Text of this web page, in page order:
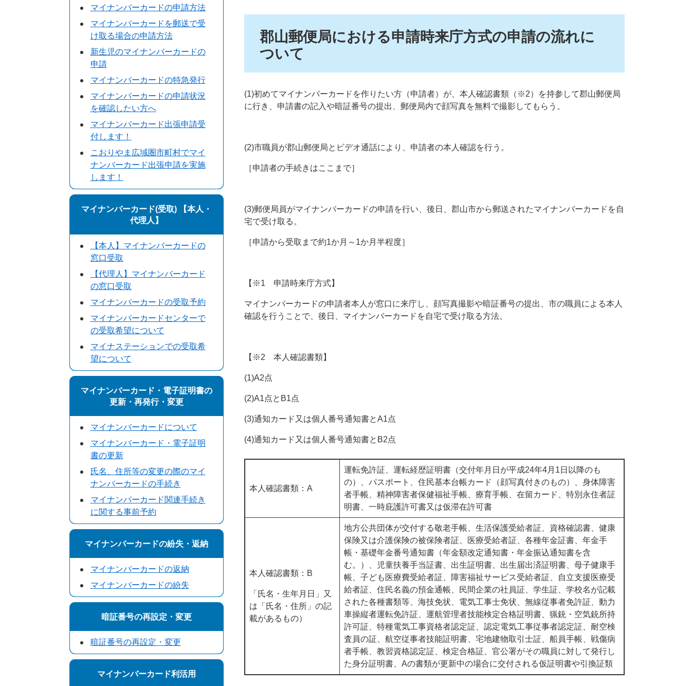
郡山郵便局における申請時来庁方式の申請の流れに
ついて
(1)初めてマイナンバーカードを作りたい方（申請者）が、本人確認書類（※2）を持参して郡山郵便局
に行き、申請書の記入や暗証番号の提出、郵便局内で顔写真を無料で撮影してもらう。
(2)市職員が郡山郵便局とビデオ通話により、申請者の本人確認を行う。
［申請者の手続きはここまで］
(3)郵便局員がマイナンバーカードの申請を行い、後日、郡山市から郵送されたマイナンバーカードを自
宅で受け取る。
［申請から受取まで約1か月～1か月半程度］
【※1 申請時来庁方式】
マイナンバーカードの申請者本人が窓口に来庁し、顔写真撮影や暗証番号の提出、市の職員による本人
確認を行うことで、後日、マイナンバーカードを自宅で受け取る方法。
【※2 本人確認書類】
(1)A2点
(2)A1点とB1点
(3)通知カード又は個人番号通知書とA1点
(4)通知カード又は個人番号通知書とB2点
本人確認書類：A
運転免許証、運転経歴証明書（交付年月日が平成24年4月1日以降のも
の）、パスポート、住民基本台帳カード（顔写真付きのもの）、身体障害
者手帳、精神障害者保健福祉手帳、療育手帳、在留カード、特別永住者証
明書、一時庇護許可書又は仮滞在許可書
本人確認書類：B
「氏名・生年月日」又
は「氏名・住所」の記
載があるもの）
地方公共団体が交付する敬老手帳、生活保護受給者証、資格確認書、健康
保険又は介護保険の被保険者証、医療受給者証、各種年金証書、年金手
帳・基礎年金番号通知書（年金額改定通知書・年金振込通知書を含
む。）、児童扶養手当証書、出生証明書、出生届出済証明書、母子健康手
帳、子ども医療費受給者証、障害福祉サービス受給者証、自立支援医療受
給者証、住民名義の預金通帳、民間企業の社員証、学生証、学校名が記載
された各種書類等、海技免状、電気工事士免状、無線従事者免許証、動力
車操縦者運転免許証、運航管理者技能検定合格証明書、猟銃・空気銃所持
許可証、特種電気工事資格者認定証、認定電気工事従事者認定証、耐空検
査員の証、航空従事者技能証明書、宅地建物取引士証、船員手帳、戦傷病
者手帳、教習資格認定証、検定合格証、官公署がその職員に対して発行し
た身分証明書、Aの書類が更新中の場合に交付される仮証明書や引換証類
マイナンバーカードの申請方法
マイナンバーカードを郵送で受
け取る場合の申請方法
新生児のマイナンバーカードの
申請
マイナンバーカードの特急発行
マイナンバーカードの申請状況
を確認したい方へ
マイナンバーカード出張申請受
付します！
こおりやま広域圏市町村でマイ
ナンバーカード出張申請を実施
します！
マイナンバーカード(受取) 【本人・
代理人】
【本人】マイナンバーカードの
窓口受取
【代理人】マイナンバーカード
の窓口受取
マイナンバーカードの受取予約
マイナンバーカードセンターで
の受取希望について
マイナステーションでの受取希
望について
マイナンバーカード・電子証明書の
更新・再発行・変更
マイナンバーカードについて
マイナンバーカード・電子証明
書の更新
氏名、住所等の変更の際のマイ
ナンバーカードの手続き
マイナンバーカード関連手続き
に関する事前予約
マイナンバーカードの紛失・返納
マイナンバーカードの返納
マイナンバーカードの紛失
暗証番号の再設定・変更
暗証番号の再設定・変更
マイナンバーカード利活用